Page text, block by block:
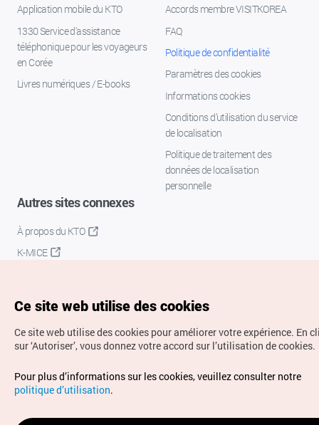
Application mobile du KTO
1330 Service d'assistance
téléphonique pour les voyageurs
en Corée
Livres numériques / E-books
Accords membre VISITKOREA
FAQ
Politique de confidentialité
Paramètres des cookies
Informations cookies
Conditions d’utilisation du service
de localisation
Politique de traitement des
données de localisation
personnelle
Autres sites connexes
À propos du KTO
K-MICE
Droits d’auteur (c) Office National du Tourisme en Corée.
Tous droits réservés.
Pour les rapports d'erreurs et demandes de renseignements,
adressez vos demandes à
Ce site web utilise des cookies
Ce site web utilise des cookies pour améliorer votre expérience. En
sur ‘Autoriser’, vous donnez votre accord sur l’utilisation de cookies.
Pour plus d’informations sur les cookies, veuillez consulter notre
politique d’utilisation.